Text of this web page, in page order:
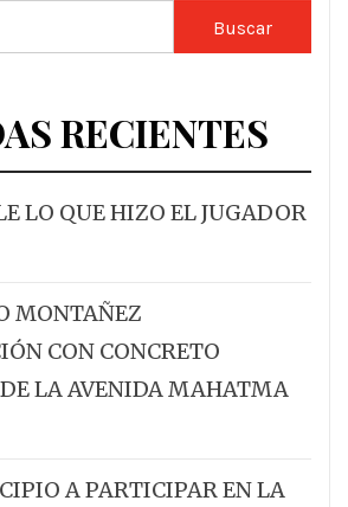
RECIENTES
LO QUE HIZO EL JUGADOR
MONTAÑEZ
CON CONCRETO
LA AVENIDA MAHATMA
A PARTICIPAR EN LA